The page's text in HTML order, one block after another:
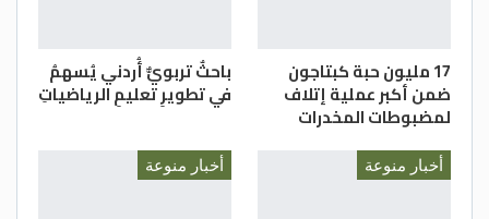
17 مليون حبة كبتاجون
ضمن أكبر عملية إتلاف
لمضبوطات المخدرات
باحثٌ تربويٌّ أُردني يُسهمُ
في تطويرِ تعليمِ الرياضياتِ
أخبار منوعة أخبار منوعة